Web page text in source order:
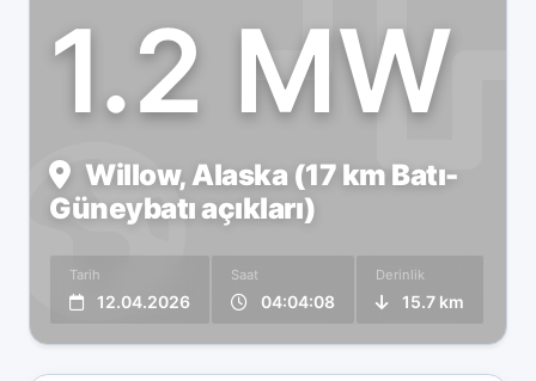
1.2 MW
Willow, Alaska (17 km Batı-
Güneybatı açıkları)
Tarih
12.04.2026
Saat
04:04:08
Derinlik
15.7 km